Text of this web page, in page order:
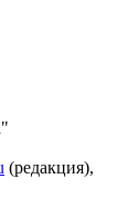
(редакция),